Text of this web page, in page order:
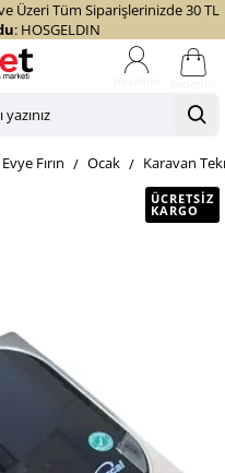
Üzeri Tüm Siparişlerinizde 30 TL
: HOSGELDIN
Fırın Ocak Karavan
ÜCRETSIZ
KARGO